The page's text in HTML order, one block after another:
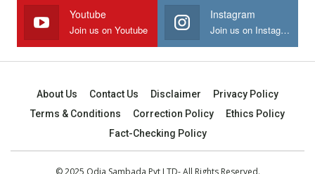
Youtube
Join us on Youtube
Instagram
Join us on Instagram
About Us Contact Us Disclaimer
Privacy Policy
Terms & Conditions
Correction Policy
Ethics Policy
Fact-Checking Policy